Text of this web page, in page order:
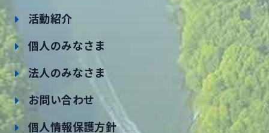
活動紹介
個人のみなさま
法人のみなさま
お問い合わせ
個人情報保護方針